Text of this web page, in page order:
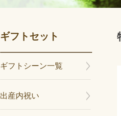
ギフトセット
ギフトシーン一覧
出産内祝い